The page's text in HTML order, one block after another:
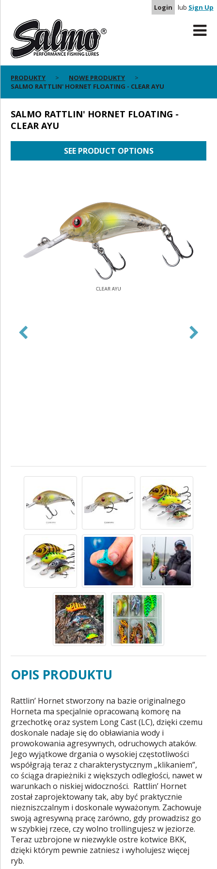
Login lub Sign Up
PRODUKTY
NOWE PRODUKTY
SALMO RATTLIN' HORNET FLOATING - CLEAR AYU
SALMO RATTLIN' HORNET FLOATING -
CLEAR AYU
SEE PRODUCT OPTIONS
OPIS PRODUKTU
Rattlin’ Hornet stworzony na bazie originalnego
Horneta ma specjalnie opracowaną komorę na
grzechotkę oraz system Long Cast (LC), dzięki czemu
doskonale nadaje się do obławiania wody i
prowokowania agresywnych, odruchowych ataków.
Jego wyjątkowe drgania o wysokiej częstotliwości
współgrają teraz z charakterystycznym „klikaniem”,
co ściąga drapieżniki z większych odległości, nawet w
warunkach o niskiej widoczności. Rattlin’ Hornet
został zaprojektowany tak, aby być praktycznie
niezniszczalnym i doskonale wyważonym. Zachowuje
swoją agresywną pracę zarówno, gdy prowadzisz go
w szybkiej rzece, czy wolno trollingujesz w jeziorze.
Teraz uzbrojone w niezwykle ostre kotwice BKK,
dzięki którym pewnie zatniesz i wyholujesz więcej
ryb.